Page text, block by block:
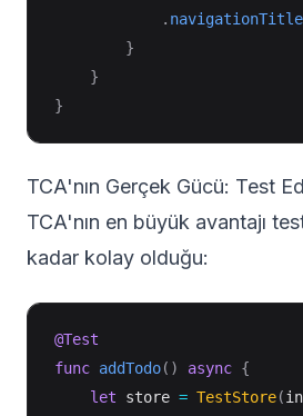
. navigationTitle
}
}
}
TCA'nın Gerçek Gücü: Test
TCA'nın en büyük avantajı
kadar kolay olduğu:
@Test
func addTodo( ) async {
let store = TestStore(